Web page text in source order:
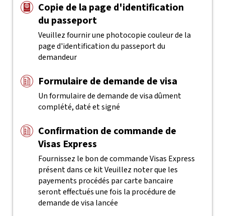
Copie de la page d'identification
du passeport
Veuillez fournir une photocopie couleur de la
page d'identification du passeport du
demandeur
Formulaire de demande de visa
Un formulaire de demande de visa dûment
complété, daté et signé
Confirmation de commande de
Visas Express
Fournissez le bon de commande Visas Express
présent dans ce kitVeuillez noter que les
payements procédés par carte bancaire
seront effectués une fois la procédure de
demande de visa lancée